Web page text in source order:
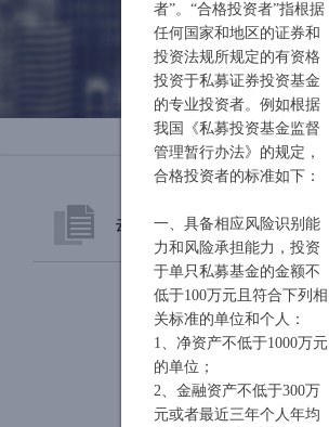
者”。“合格投资者”指根据
任何国家和地区的证券和
投资法规所规定的有资格
投资于私募证券投资基金
的专业投资者。例如根据
我国《私募投资基金监督
管理暂行办法》的规定，
合格投资者的标准如下：
一、具备相应风险识别能
力和风险承担能力，投资
于单只私募基金的金额不
低于100万元且符合下列相
关标准的单位和个人：
1、净资产不低于1000万元
的单位；
2、金融资产不低于300万
元或者最近三年个人年均
动态聚焦
公司新闻